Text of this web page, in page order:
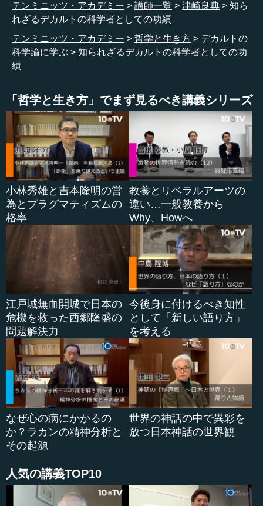
それから、運動量保存の法則もデカルトが定式化しまし
た。総運動量とは孤立系の運動量の総和のことで、総運動
量は常に一定値を保つという運動量保存の法則も、現代物
理学の非常に重要な法則ですが、これも彼が定式化したの
さらに虹の原理も、です。空気中の水蒸気に光が差し込
んできたときの屈折と反射が虹を生み出しているという気
象学上の業績ですが、これはデカルトの科学上の業績とし
て現代でも有効です。
●解剖による松果腺への着眼
さらに彼は、医学にも強い関心を示し、解剖を実際にや
っていたと言われています。
解剖が実践されるのは非常に歴史が浅く、17世紀に入っ
てからようやく解剖について少しずつ偏見が薄れてきまし
た。その中で、デカルトは最先端の解剖に強い関心を示
し、実際に牛などの動物の体を開いています。そこで彼が
注目したのは、臓器として現代医学でも意味のある「松果
腺」と呼ばれる脳の部位です。なぜ松果腺と呼ばれるかと
いうと、松ぼっくりの形をしているからです。
松果腺は現代医学では「松果体」と呼ぶらしいのです
が、左右大脳半球のあいだの第三脳室後方にあり、「メラ
トニン」と「セロトニン」と呼ばれるホルモンを分泌して
いる器官のようです。
デカルトはどうして、この松果腺と呼ばれる脳の器官に
注目したのでしょうか。彼の哲学は心身二元論を採ります
よる人間観を採ります。それでも、私たちは一つの人間と
して、精神と肉体が合体しています。であれば、その相互
作用は一体どこで起きるかというと、この松果腺という部
テンミニッツ・アカデミー 講師一覧 津崎良典
知ら
れざるデカルトの科学者としての功績
テンミニッツ・アカデミー
哲学と生き方
デカルトの
科学論に学ぶ
知られざるデカルトの科学者としての功
績
「哲学と生き方」でまず見るべき講義シリーズ
小林秀雄と吉本隆明の営
為とプラグマティズムの
格率
教養とリベラルアーツの
違い…一般教養から
Why、Howへ
江戸城無血開城で日本の
危機を救った西郷隆盛の
問題解決力
今後身に付けるべき知性
として「新しい語り方」
を考える
なぜ心の病にかかるの
か？ラカンの精神分析と
その起源
世界の神話の中で異彩を
放つ日本神話の世界観
人気の講義TOP10